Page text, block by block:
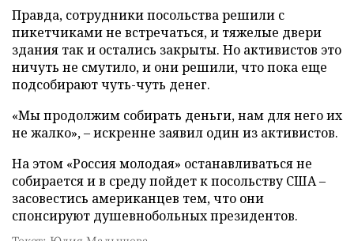
Правда, сотрудники посольства решили с
пикетчиками не встречаться, и тяжелые двери
здания так и остались закрыты. Но активистов это
ничуть не смутило, и они решили, что пока еще
подсобирают чуть-чуть денег.
«Мы продолжим собирать деньги, нам для него их
не жалко», – искренне заявил один из активистов.
На этом «Россия молодая» останавливаться не
собирается и в среду пойдет к посольству США –
засовестись американцев тем, что они
спонсируют душевнобольных президентов.